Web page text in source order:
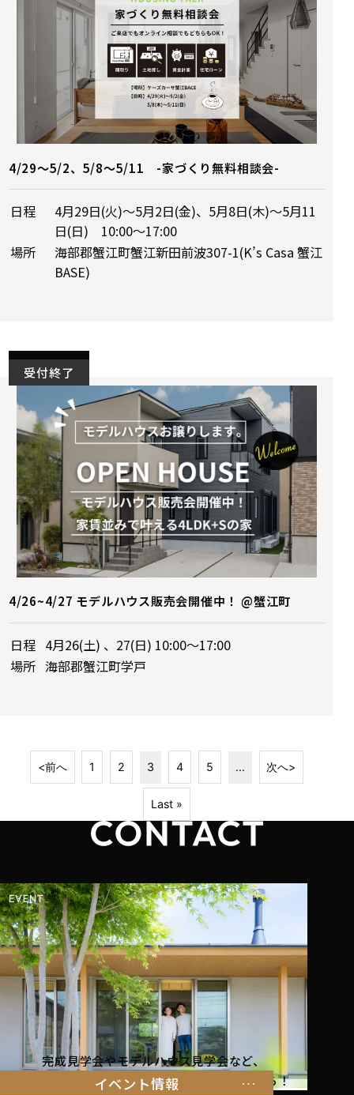
4/29～5/2、5/8～5/11 -家づくり無料相談会-
日程
4月29日(火)～5月2日(金)、5月8日(木)～5月11
日(日) 10:00〜17:00
場所
海部郡蟹江町蟹江新田前波307-1(K’s Casa 蟹江
BASE)
受付終了
4/26~4/27 モデルハウス販売会開催中！ @蟹江町
日程 4月26(土) 、27(日) 10:00～17:00
場所 海部郡蟹江町学戸
<前へ 1 2 3 4 5 ... 次へ>
Last »
イベント情報
完成見学会やモデルハウス見学会など、
暮らしを体感できるイベント情報はこちらから！